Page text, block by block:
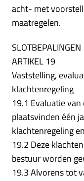
acht- met
maatregelen.
SLOTBEPALINGEN
ARTIKEL 19
Vaststelling,
klachtenregeling
19.1 Evaluatie
plaatsvinden één
klachtenregeling
19.2 Deze
bestuur worden
19.3 Alvorens tot